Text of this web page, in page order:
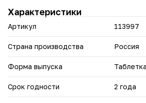
БАД. Не является лекарственным
применением проконсультируйтесь с
Характеристики
Артикул 113997
Страна производства Россия
Форма выпуска Таблетка
Срок годности 2 года